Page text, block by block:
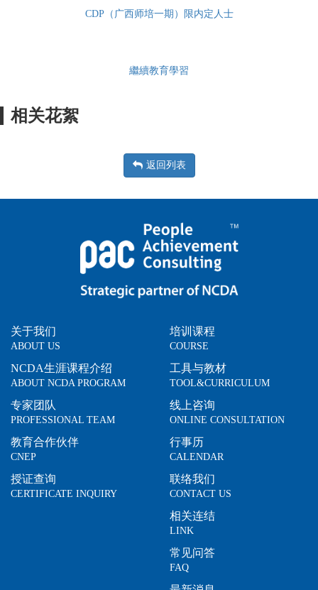
CDP（广西师培一期）限内定人士
繼續教育學習
相关花絮
返回列表
关于我们
ABOUT US
NCDA生涯课程介绍
ABOUT NCDA PROGRAM
专家团队
PROFESSIONAL TEAM
教育合作伙伴
CNEP
授证查询
CERTIFICATE INQUIRY
培训课程
COURSE
工具与教材
TOOL&CURRICULUM
线上咨询
ONLINE CONSULTATION
行事历
CALENDAR
联络我们
CONTACT US
相关连结
LINK
常见问答
FAQ